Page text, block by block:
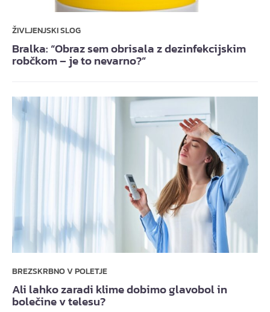
ŽIVLJENJSKI SLOG
Bralka: “Obraz sem obrisala z dezinfekcijskim
robčkom – je to nevarno?”
BREZSKRBNO V POLETJE
Ali lahko zaradi klime dobimo glavobol in
bolečine v telesu?